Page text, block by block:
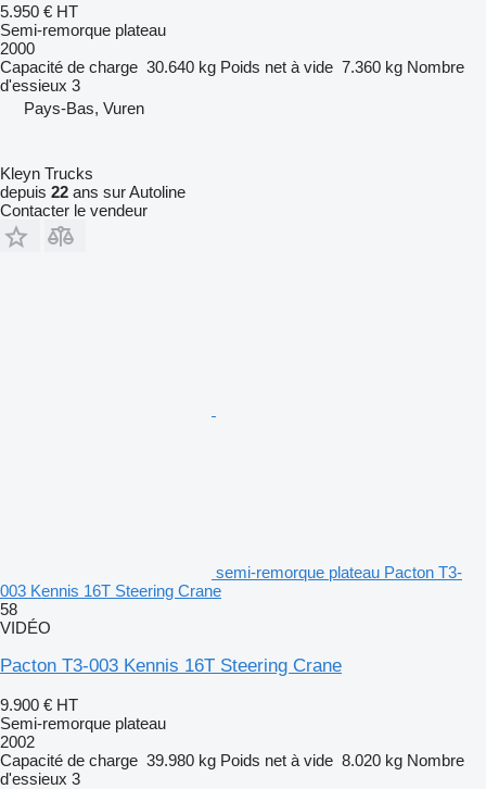
5.950 € HT
Semi-remorque plateau
2000
Capacité de charge 30.640 kg Poids net à vide 7.360 kg Nombre
d'essieux 3
Pays-Bas, Vuren
Kleyn Trucks
depuis 22 ans sur Autoline
Contacter le vendeur
semi-remorque plateau Pacton T3-
003 Kennis 16T Steering Crane
58
VIDÉO
Pacton T3-003 Kennis 16T Steering Crane
9.900 € HT
Semi-remorque plateau
2002
Capacité de charge 39.980 kg Poids net à vide 8.020 kg Nombre
d'essieux 3